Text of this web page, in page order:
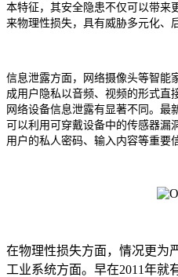
本特征，其安全隐患不仅可以带来
来物理性损失，具有威胁多元化、
信息泄露方面，网络摄像头等智能
成用户隐私以音频、视频的形式直
网络设备信息泄露有显著不同。最
可以利用可穿戴设备中的传感器漏
用户的私人密码、输入内容等重要
在物理性损失方面，情况更为
工业系统方面。早在2011年就